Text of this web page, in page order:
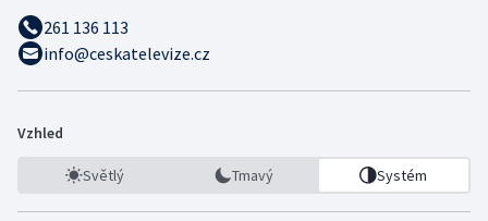
261 136 113
info@ceskatelevize.cz
Vzhled
Světlý Tmavý Systém